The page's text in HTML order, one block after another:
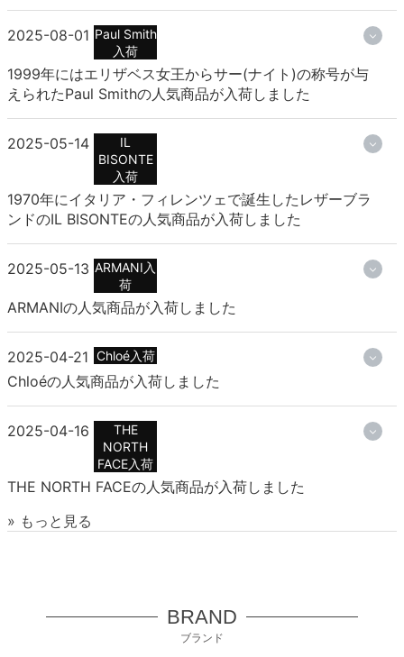
2025-08-01 Paul Smith
入荷
1999年にはエリザベス女王からサー(ナイト)の称号が与
えられたPaul Smithの人気商品が入荷しました
2025-05-14
IL
BISONTE
入荷
1970年にイタリア・フィレンツェで誕生したレザーブラ
ンドのIL BISONTEの人気商品が入荷しました
2025-05-13 ARMANI入
荷
ARMANIの人気商品が入荷しました
2025-04-21 Chloé入荷
Chloéの人気商品が入荷しました
2025-04-16
THE
NORTH
FACE入荷
THE NORTH FACEの人気商品が入荷しました
» もっと見る
BRAND
ブランド